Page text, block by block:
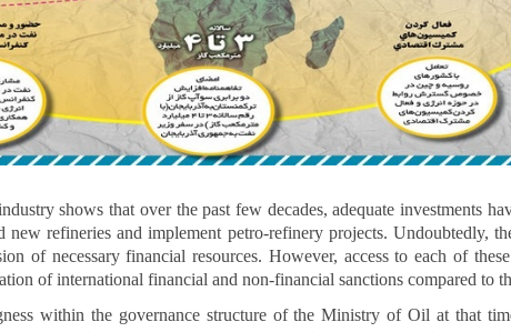
shows that over the past few decades, adequate investments
refineries and implement petro-refinery projects. Undoubtedly,
of necessary financial resources. However, access to each of
of international financial and non-financial sanctions compared to
within the governance structure of the Ministry of Oil at that